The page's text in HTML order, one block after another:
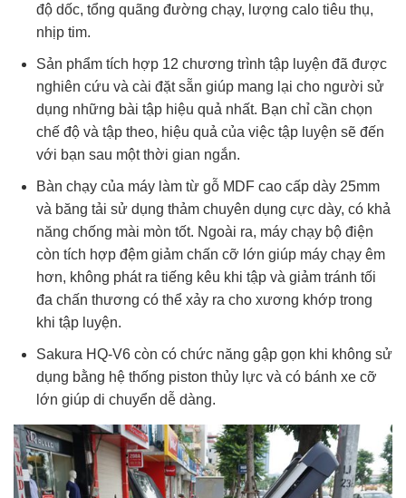
độ dốc, tổng quãng đường chạy, lượng calo tiêu thụ,
nhịp tim.
Sản phẩm tích hợp 12 chương trình tập luyện đã được
nghiên cứu và cài đặt sẵn giúp mang lại cho người sử
dụng những bài tập hiệu quả nhất. Bạn chỉ cần chọn
chế độ và tập theo, hiệu quả của việc tập luyện sẽ đến
với bạn sau một thời gian ngắn.
Bàn chạy của máy làm từ gỗ MDF cao cấp dày 25mm
và băng tải sử dụng thảm chuyên dụng cực dày, có khả
năng chống mài mòn tốt. Ngoài ra, máy chạy bộ điện
còn tích hợp đệm giảm chấn cỡ lớn giúp máy chạy êm
hơn, không phát ra tiếng kêu khi tập và giảm tránh tối
đa chấn thương có thể xảy ra cho xương khớp trong
khi tập luyện.
Sakura HQ-V6 còn có chức năng gập gọn khi không sử
dụng bằng hệ thống piston thủy lực và có bánh xe cỡ
lớn giúp di chuyển dễ dàng.